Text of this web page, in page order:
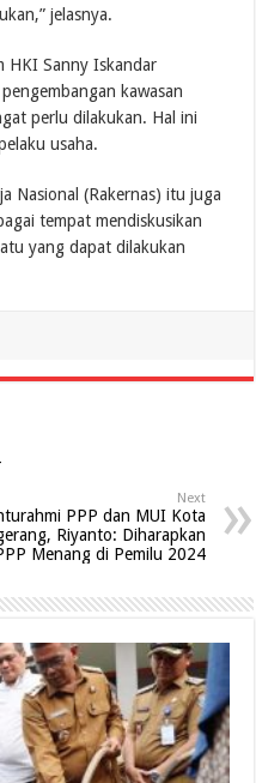
jelasnya.
HKI Sanny Iskandar
kawasan
perlu dilakukan. Hal ini
usaha.
Nasional (Rakernas) itu juga
tempat mendiskusikan
yang dapat dilakukan
Next
PPP dan MUI Kota
Riyanto: Diharapkan
Menang di Pemilu 2024